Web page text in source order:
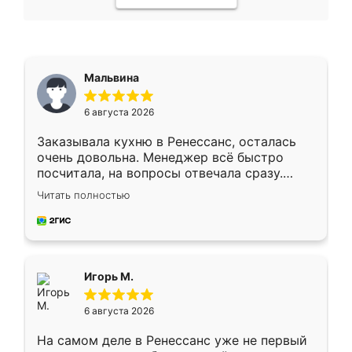
Мальвина
6 августа 2026
Заказывала кухню в Ренессанс, осталась
очень довольна. Менеджер всё быстро
посчитала, на вопросы отвечала сразу.
Замерщик приехал в субботу, подошёл к
делу со всей ответственностью. Собрали
за день, ребята работали аккуратно, даже
Читать полностью
Игорь М.
6 августа 2026
На самом деле в Ренессанс уже не первый